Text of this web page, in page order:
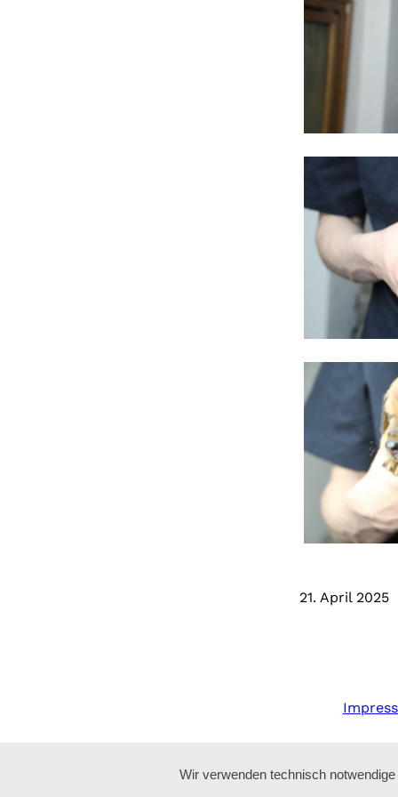
21. April 2025
Wir verwenden technisch